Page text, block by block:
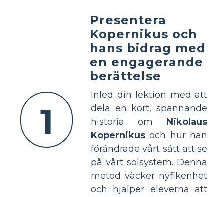
1
Presentera
Kopernikus och
hans bidrag med
en engagerande
berättelse
Inled din lektion med att
dela en kort, spännande
historia om Nikolaus
Kopernikus och hur han
förändrade vårt sätt att se
på vårt solsystem. Denna
metod väcker nyfikenhet
och hjälper eleverna att